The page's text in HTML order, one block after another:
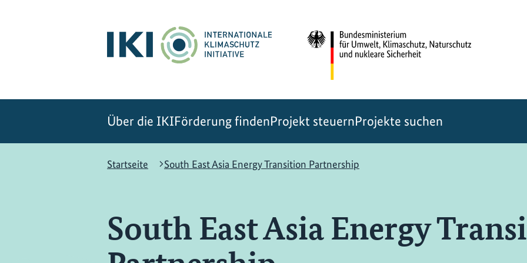
Über die IKIFörderung findenProjekt steuernProjekte suchen
Startseite
South East Asia Energy Transition Partnership
South East Asia Energy